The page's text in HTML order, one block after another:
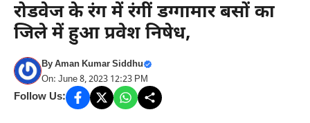
रोडवेज के रंग में रंगीं डग्गामार बसों का
जिले में हुआ प्रवेश निषेध,
ByAman Kumar Siddhu
On: June 8, 2023 12:23 PM
Follow Us: